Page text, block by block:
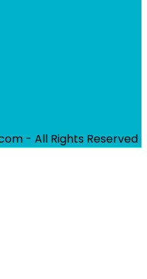
- All Rights Reserved